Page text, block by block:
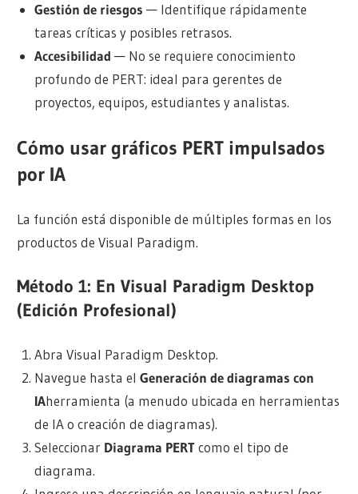
Gestión de riesgos — Identifique rápidamente
tareas críticas y posibles retrasos.
Accesibilidad — No se requiere conocimiento
profundo de PERT: ideal para gerentes de
proyectos, equipos, estudiantes y analistas.
Cómo usar gráficos PERT impulsados
por IA
La función está disponible de múltiples formas en los
productos de Visual Paradigm.
Método 1: En Visual Paradigm Desktop
(Edición Profesional)
Abra Visual Paradigm Desktop.
Navegue hasta el Generación de diagramas con
IAherramienta (a menudo ubicada en herramientas
de IA o creación de diagramas).
Seleccionar Diagrama PERTcomo el tipo de
diagrama.